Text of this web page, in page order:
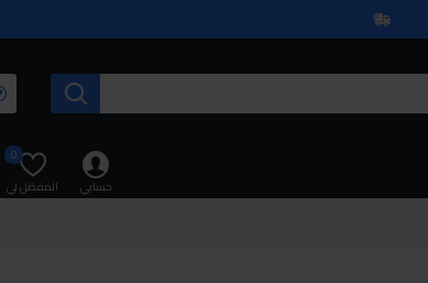
حسابي المفضل لي
0